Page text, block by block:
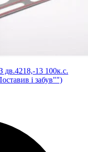
дв.4218,-13 100к.с.
і забув"")